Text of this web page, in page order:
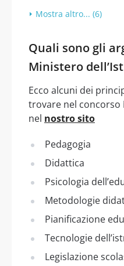
Mostra altro... (6)
Quali sono gli
Ministero
Ecco alcuni dei
trovare nel concorso
nel nostro sito
Pedagogia
Didattica
Psicologia
Metodologie
Pianificazione
Tecnologie
Legislazione